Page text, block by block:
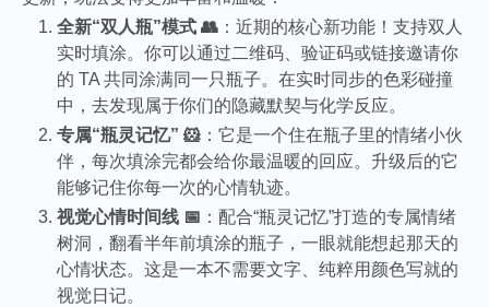
全新“双人瓶”模式 👥 ：近期的核心新功能！支持双人
实时填涂。你可以通过二维码、验证码或链接邀请你
的 TA 共同涂满同一只瓶子。在实时同步的色彩碰撞
中，去发现属于你们的隐藏默契与化学反应。
专属“瓶灵记忆” 🐹 ：它是一个住在瓶子里的情绪小伙
伴，每次填涂完都会给你最温暖的回应。升级后的它
能够记住你每一次的心情轨迹。
视觉心情时间线 📅 ：配合“瓶灵记忆”打造的专属情绪
树洞，翻看半年前填涂的瓶子，一眼就能想起那天的
心情状态。这是一本不需要文字、纯粹用颜色写就的
视觉日记。